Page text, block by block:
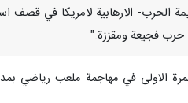
الحرب- الارهابية لامريكا في قصف